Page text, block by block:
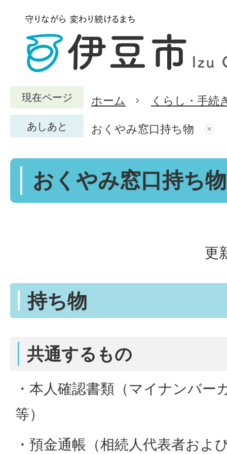
現在ページ ホーム くらし・手続
あしあと おくやみ窓口持ち物
おくやみ窓口持ち物
更
持ち物
共通するもの
・本人確認書類（マイナンバー
等）
・預金通帳（相続人代表者およ